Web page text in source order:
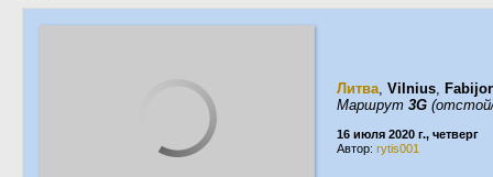
Литва, Vilnius,
Маршрут 3G
16 июля 2020 г., четверг
Автор: rytis001